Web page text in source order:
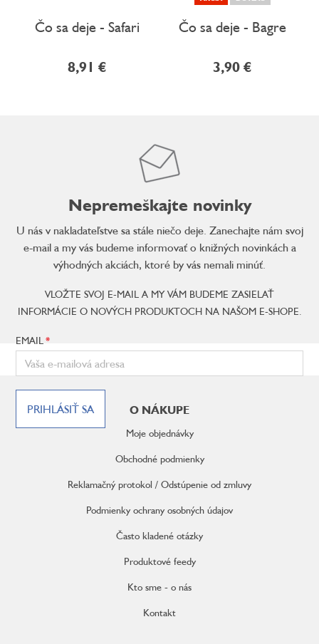
Čo sa deje - Safari
8,91 €
Čo sa deje - Bagre
3,90 €
Nepremeškajte novinky
U nás v nakladateľstve sa stále niečo deje. Zanechajte nám svoj
e-mail a my vás budeme informovať o knižných novinkách a
výhodných akciách, ktoré by vás nemali minúť.
VLOŽTE SVOJ E-MAIL A MY VÁM BUDEME ZASIELAŤ
INFORMÁCIE O NOVÝCH PRODUKTOCH NA NAŠOM E-SHOPE.
EMAIL
PRIHLÁSIŤ SA O NÁKUPE
Moje objednávky
Obchodné podmienky
Reklamačný protokol / Odstúpenie od zmluvy
Podmienky ochrany osobných údajov
Často kladené otázky
Produktové feedy
Kto sme - o nás
Kontakt